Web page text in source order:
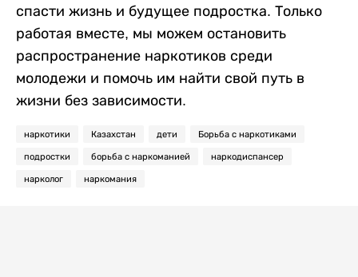
спасти жизнь и будущее подростка. Только
работая вместе, мы можем остановить
распространение наркотиков среди
молодежи и помочь им найти свой путь в
жизни без зависимости.
наркотики Казахстан дети Борьба с наркотиками
подростки борьба с наркоманией наркодиспансер
нарколог наркомания